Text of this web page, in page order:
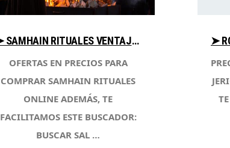
➤ SAMHAIN RITUALES VENTAJAS PARA COMPRAR CON LIBRERIAESOTERICA.NET
OFERTAS EN PRECIOS PARA
COMPRAR SAMHAIN RITUALES
ONLINE ADEMÁS, TE
FACILITAMOS ESTE BUSCADOR:
BUSCAR SAL …